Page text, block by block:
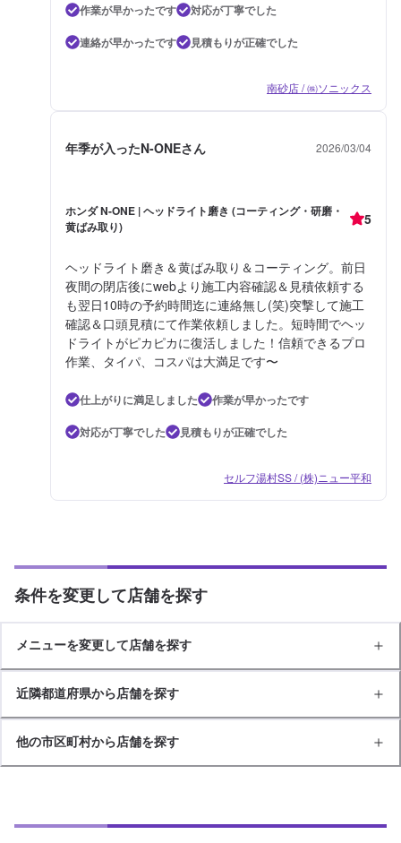
作業が早かったです
対応が丁寧でした
連絡が早かったです
見積もりが正確でした
南砂店 / ㈱ソニックス
年季が入ったN-ONEさん 2026/03/04
ホンダ N-ONE | ヘッドライト磨き (コーティング・研磨・
黄ばみ取り)
5
ヘッドライト磨き＆黄ばみ取り＆コーティング。前日
夜間の閉店後にwebより施工内容確認＆見積依頼する
も翌日10時の予約時間迄に連絡無し(笑)突撃して施工
確認＆口頭見積にて作業依頼しました。短時間でヘッ
ドライトがピカピカに復活しました！信頼できるプロ
作業、タイパ、コスパは大満足です〜
仕上がりに満足しました
作業が早かったです
対応が丁寧でした
見積もりが正確でした
セルフ湯村SS / (株)ニュー平和
条件を変更して店舗を探す
メニューを変更して店舗を探す
近隣都道府県から店舗を探す
他の市区町村から店舗を探す